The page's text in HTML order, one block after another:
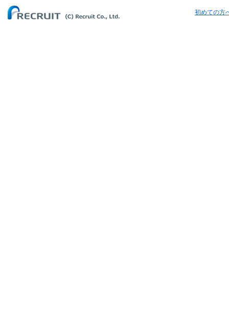
初めての方